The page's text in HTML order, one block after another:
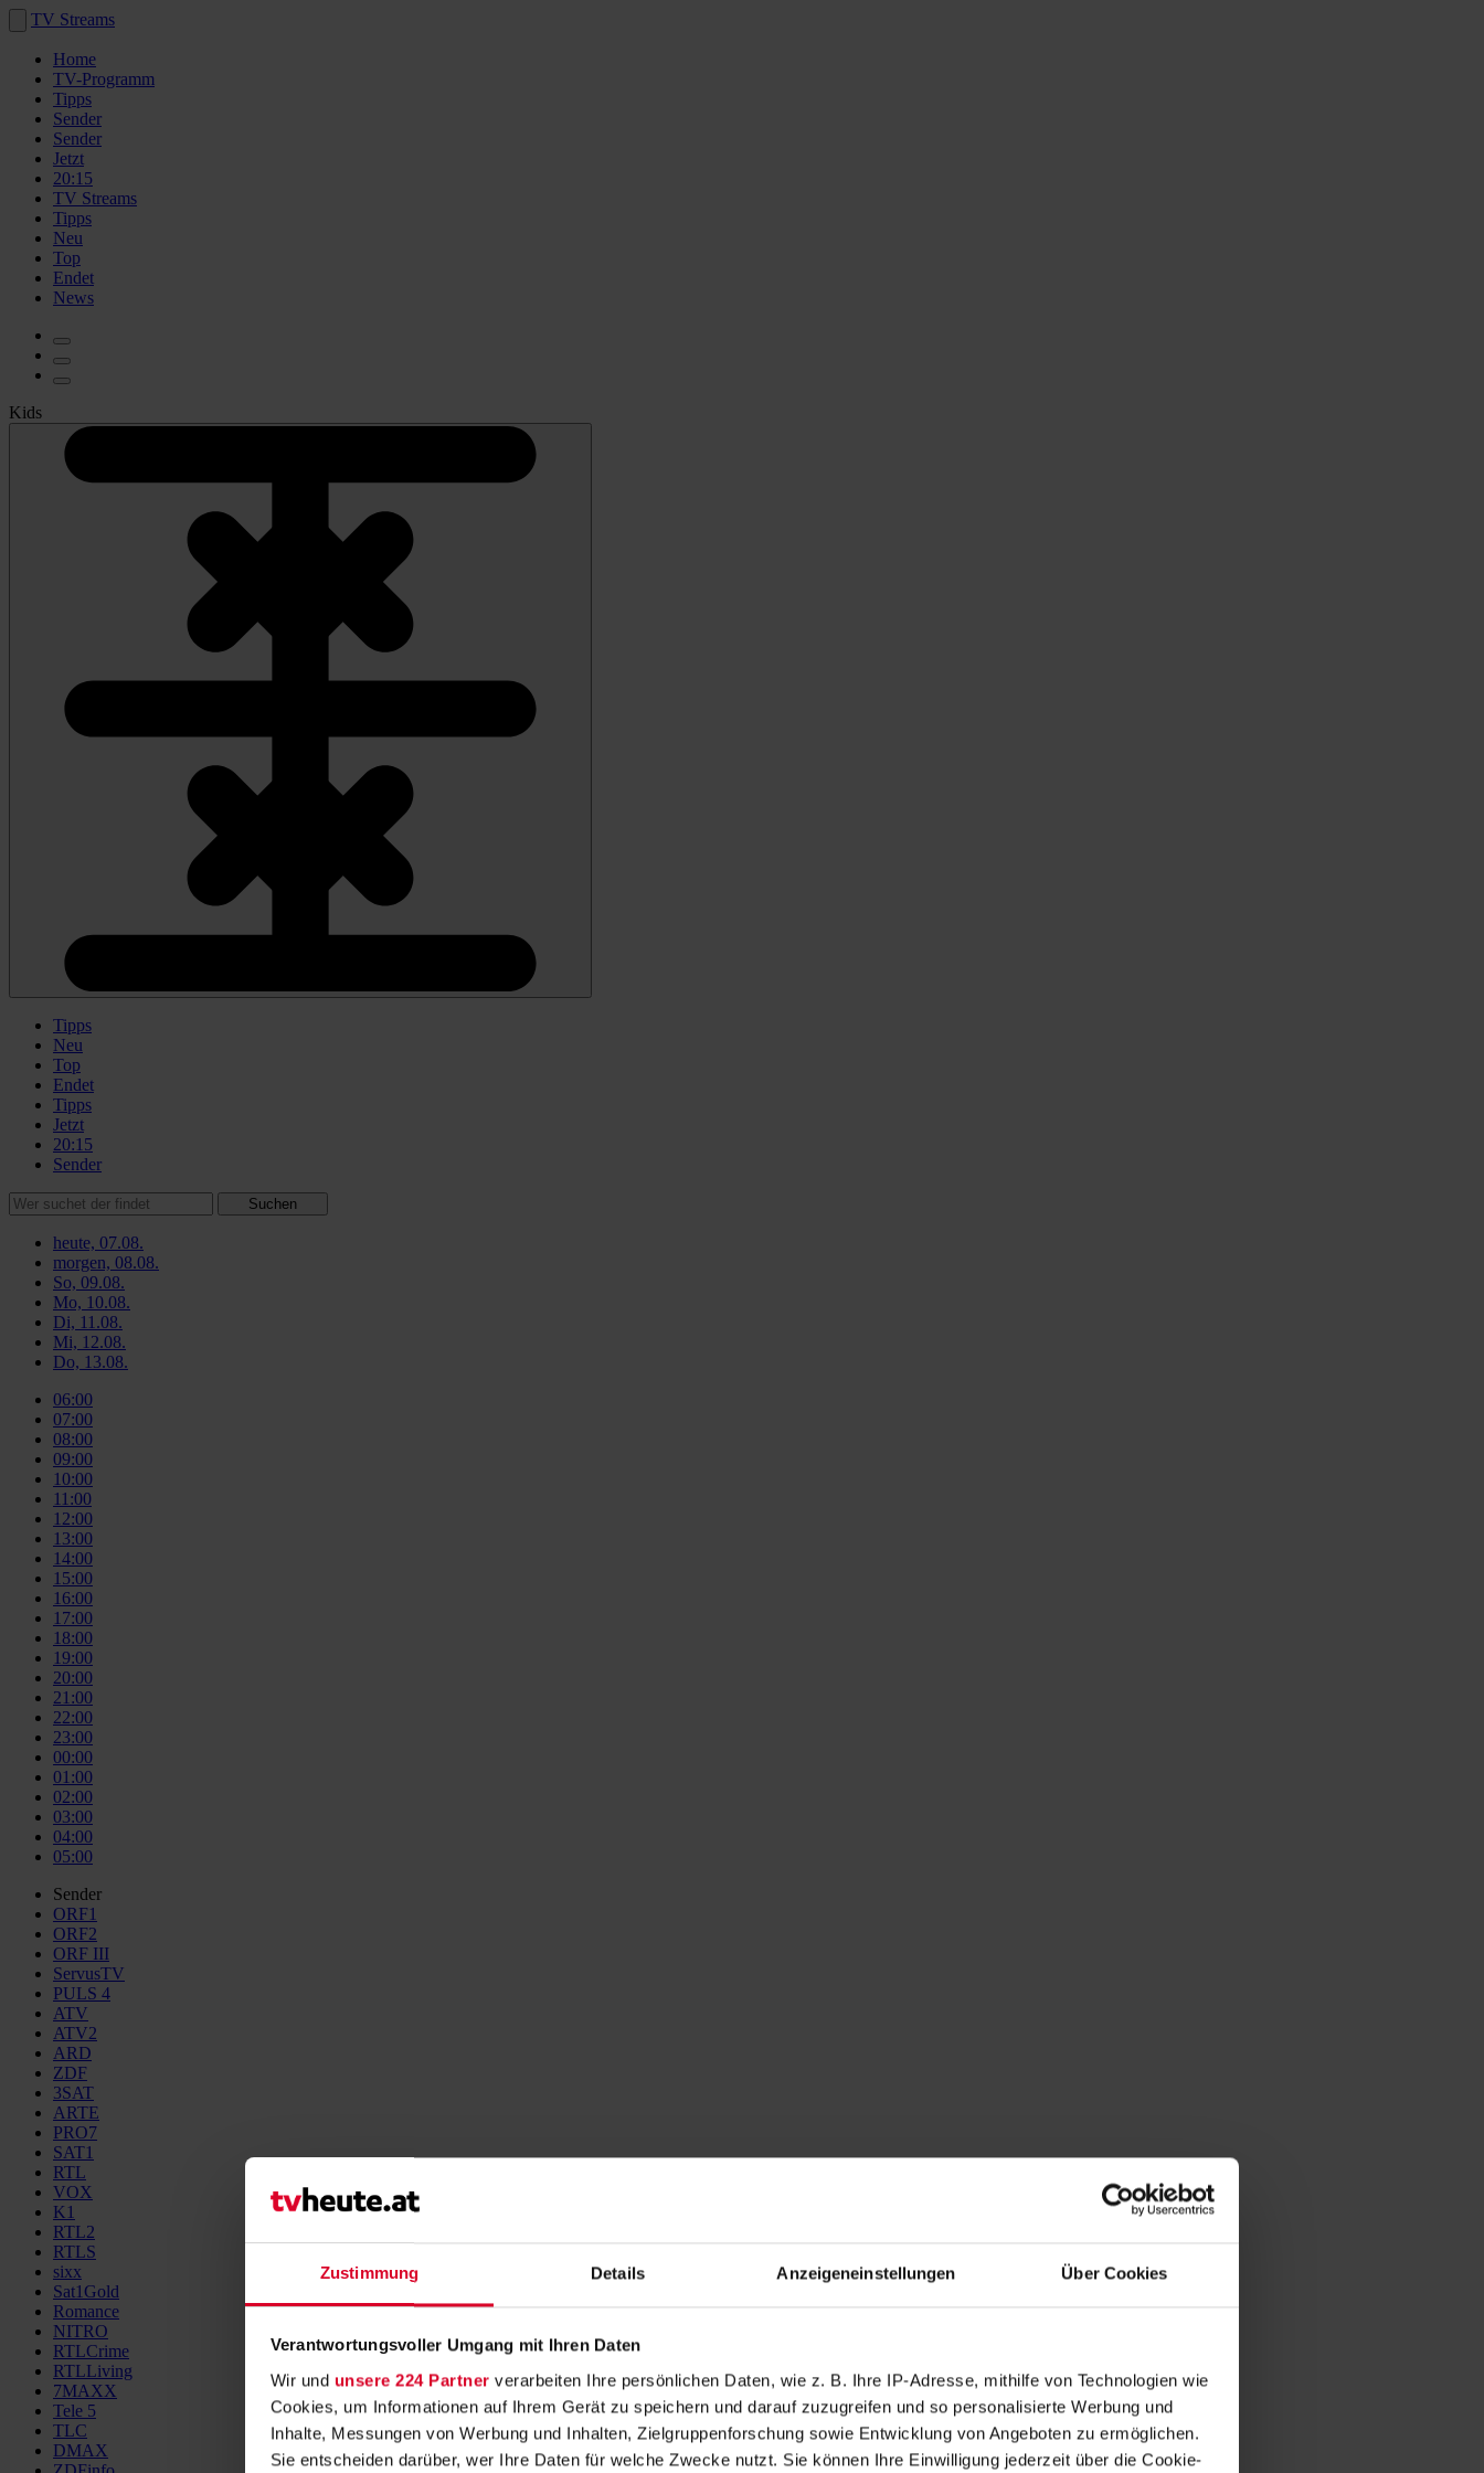
Zustimmung Details Anzeigeneinstellungen Über Cookies
Verantwortungsvoller Umgang mit Ihren Daten
Wir und unsere 224 Partner verarbeiten Ihre persönlichen Daten, wie z. B. Ihre IP-Adresse, mithilfe von Technologien wie
Cookies, um Informationen auf Ihrem Gerät zu speichern und darauf zuzugreifen und so personalisierte Werbung und
Inhalte, Messungen von Werbung und Inhalten, Zielgruppenforschung sowie Entwicklung von Angeboten zu ermöglichen.
Sie entscheiden darüber, wer Ihre Daten für welche Zwecke nutzt. Sie können Ihre Einwilligung jederzeit über die Cookie-
TV Streams
Home
TV-Programm
Tipps
Sender
Sender
Jetzt
20:15
TV Streams
Tipps
Neu
Top
Endet
News
Kids
Tipps
Neu
Top
Endet
Tipps
Jetzt
20:15
Sender
Suchen
heute, 07.08.
morgen, 08.08.
So, 09.08.
Mo, 10.08.
Di, 11.08.
Mi, 12.08.
Do, 13.08.
06:00
07:00
08:00
09:00
10:00
11:00
12:00
13:00
14:00
15:00
16:00
17:00
18:00
19:00
20:00
21:00
22:00
23:00
00:00
01:00
02:00
03:00
04:00
05:00
Sender
ORF1
ORF2
ORF III
ServusTV
PULS 4
ATV
ATV2
ARD
ZDF
3SAT
ARTE
PRO7
SAT1
RTL
VOX
K1
RTL2
RTLS
sixx
Sat1Gold
Romance
NITRO
RTLCrime
RTLLiving
7MAXX
Tele 5
TLC
DMAX